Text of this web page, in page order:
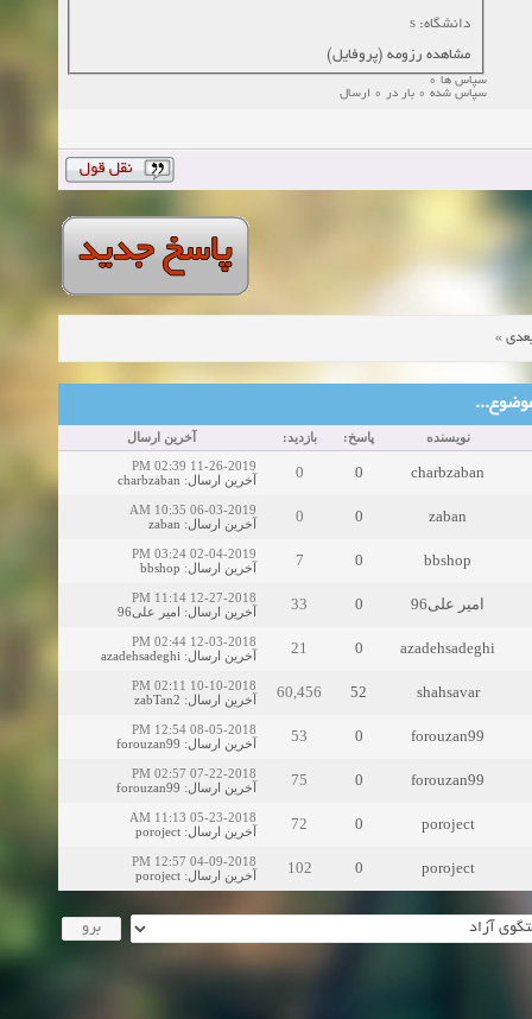
دانشگاه: s
مشاهده رزومه (پروفایل)
سپاس ها 0
سپاس شده 0 بار در 0 ارسال
»
نویسنده پاسخ: بازدید: آخرین ارسال
charbzaban
0
0
11-26-2019 02:39 PM
آخرین ارسال:
charbzaban
zaban
0
0
06-03-2019 10:35 AM
آخرین ارسال:
zaban
bbshop
0
7
02-04-2019 03:24 PM
آخرین ارسال:
bbshop
امیر علی96 0
33
12-27-2018 11:14 PM
آخرین ارسال: امیر علی96
azadehsadeghi
0
21
12-03-2018 02:44 PM
آخرین ارسال:
azadehsadeghi
shahsavar
52
60,456
10-10-2018 02:11 PM
آخرین ارسال:
zabTan2
forouzan99
0
53
08-05-2018 12:54 PM
آخرین ارسال:
forouzan99
forouzan99
0
75
07-22-2018 02:57 PM
آخرین ارسال:
forouzan99
poroject
0
72
05-23-2018 11:13 AM
آخرین ارسال:
poroject
poroject
0
102
04-09-2018 12:57 PM
آخرین ارسال:
poroject